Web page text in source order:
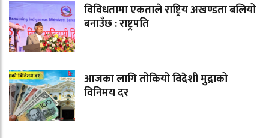
विविधतामा एकताले राष्ट्रिय अखण्डता बलियो
बनाउँछ : राष्ट्रपति
आजका लागि तोकियो विदेशी मुद्राको
विनिमय दर